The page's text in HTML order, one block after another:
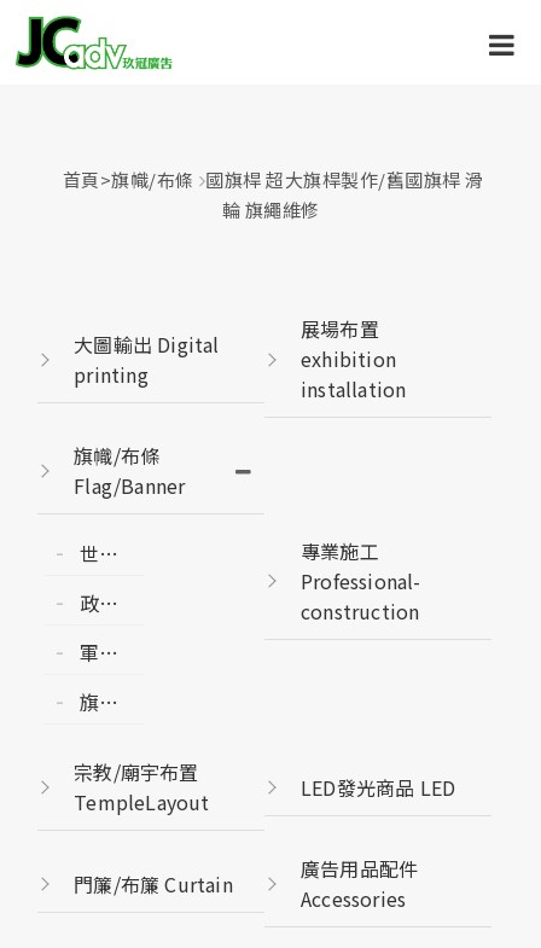
首頁>旗幟/布條 國旗桿 超大旗桿製作/舊國旗桿 滑
輪 旗繩維修
大圖輸出 Digital
printing
展場布置
exhibition
installation
旗幟/布條
Flag/Banner
世界
國旗
州旗
旗
FLAG
政黨
POLITICALPARTY
FLAG
軍旗/
體會
GROUP
FLAG-
ENSIGN
旗幟
輸出
PRINT
FLAG
專業施工
Professional-
construction
宗教/廟宇布置
TempleLayout
LED發光商品 LED
門簾/布簾 Curtain
廣告用品配件
Accessories